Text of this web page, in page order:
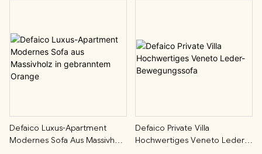
Defaico Luxus-Apartment
Modernes Sofa Aus Massivholz
Defaico Private Villa
Hochwertiges Veneto Leder-